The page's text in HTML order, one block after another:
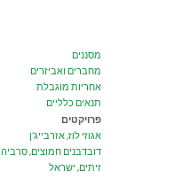
מסננים
מחברים ואביזרים
אחריות מוגבלת
תנאים כלליים
פרויקטים
אגוזי לוז, אזרבייג’ן
דובדבנים חמוצים, סרביה
זיתים, ישראל